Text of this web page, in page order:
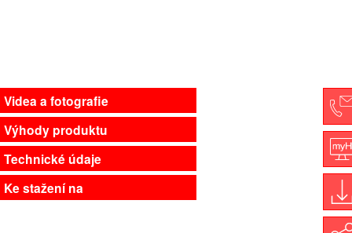
Videa a fotografie
Výhody produktu
Technické údaje
Ke stažení na